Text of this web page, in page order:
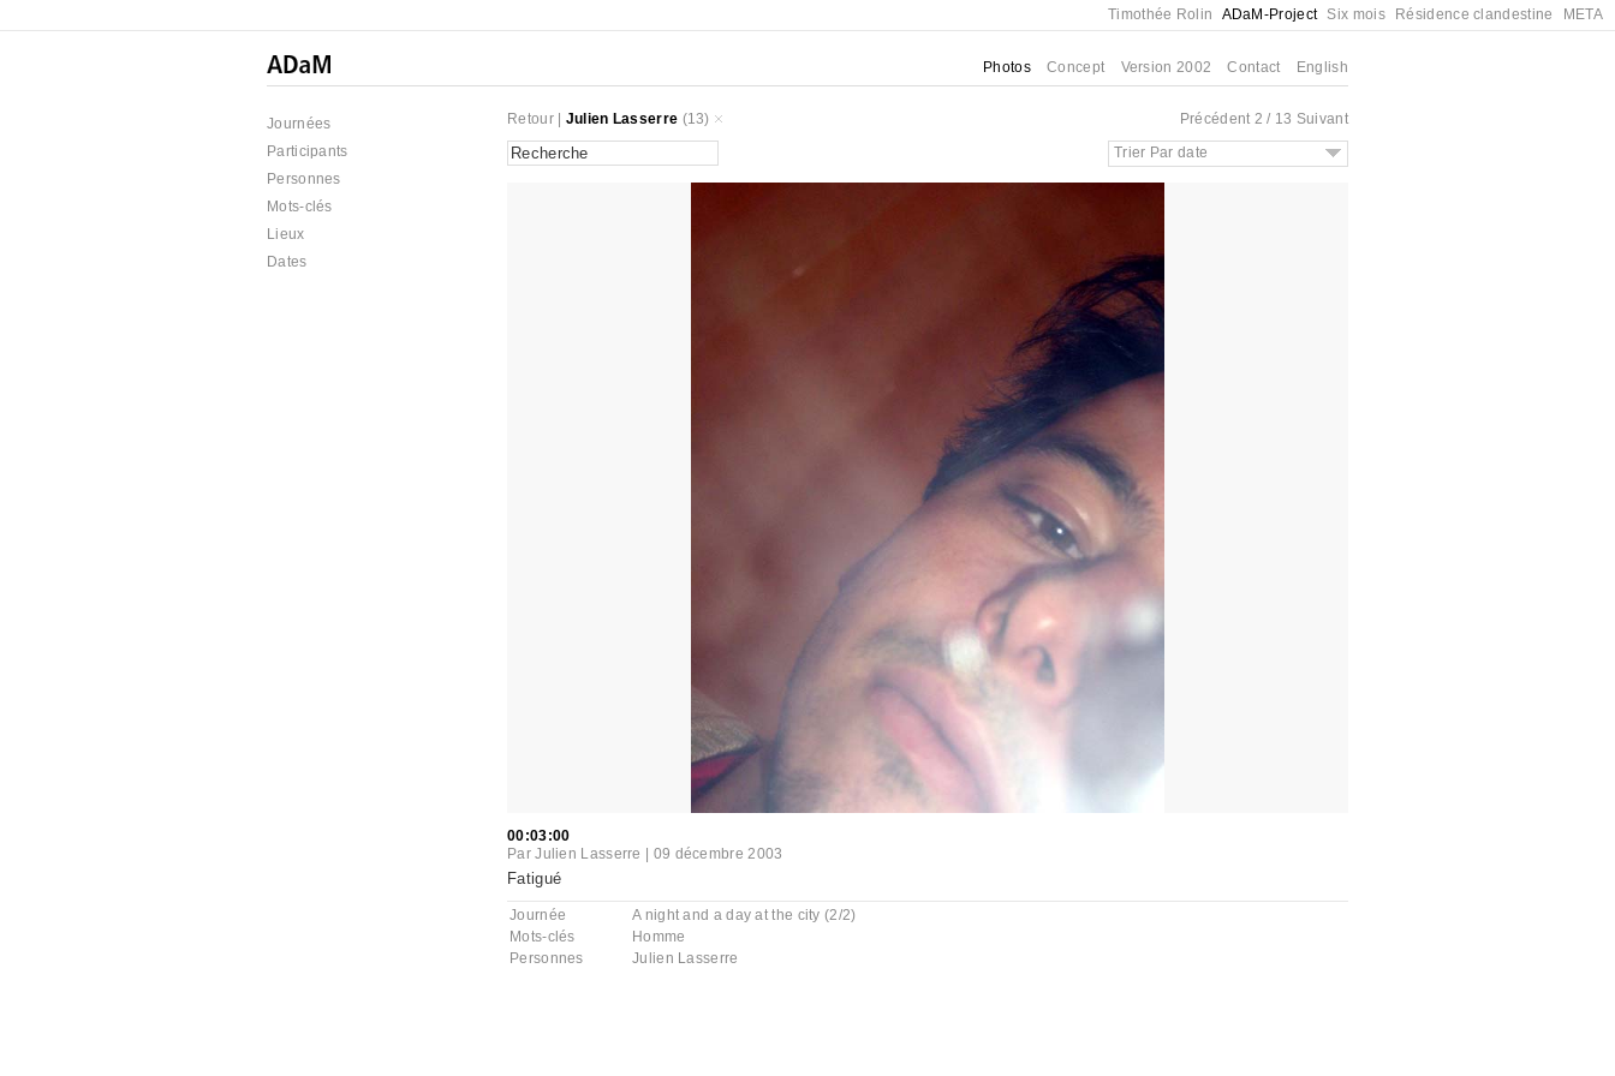
Timothée Rolin ADaM-Project Six mois Résidence clandestine META
Photos Concept Version 2002 Contact English
Journées
Participants
Personnes
Mots-clés
Lieux
Dates
Retour| Julien Lasserre (13) Précédent 2 / 13 Suivant
Trier Par date
00:03:00
ParJulien Lasserre 09 décembre 2003
Fatigué
Journée
A night and a day at the city (2/2)
Mots-clés
Homme
Personnes
Julien Lasserre